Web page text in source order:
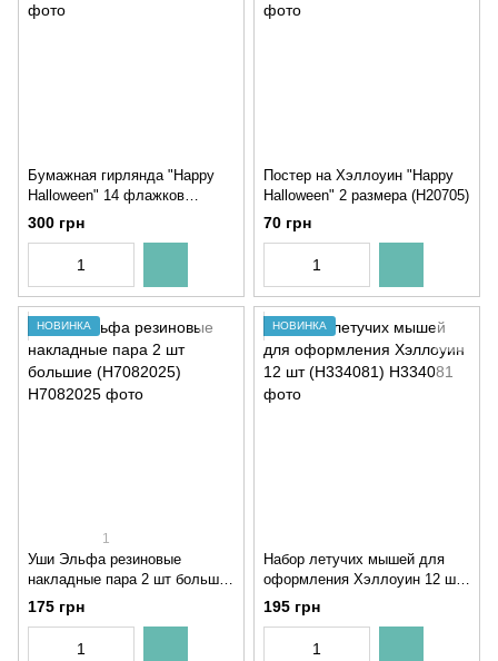
Бумажная гирлянда "Happy
Halloween" 14 флажков
(02598)
300 грн
Постер на Хэллоуин "Happy
Halloween" 2 размера (H20705)
70 грн
НОВИНКА
1
Уши Эльфа резиновые
накладные пара 2 шт большие
(H7082025)
175 грн
НОВИНКА
Набор летучих мышей для
оформления Хэллоуин 12 шт
(H334081)
195 грн